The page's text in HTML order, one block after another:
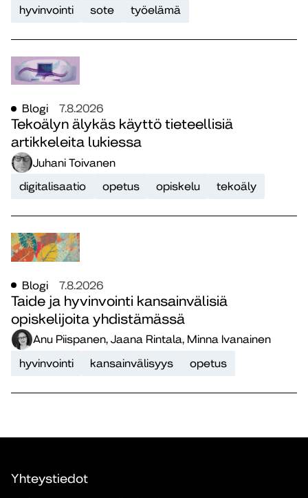
hyvinvointi
sote työelämä
Blogi 7.8.2026
Tekoälyn älykäs käyttö tieteellisiä
artikkeleita lukiessa
Juhani Toivanen
digitalisaatio
opetus opiskelu tekoäly
Blogi 7.8.2026
Taide ja hyvinvointi kansainvälisiä
opiskelijoita yhdistämässä
Anu Piispanen, Jaana Rintala, Minna Ivanainen
hyvinvointi
kansainvälisyys opetus
Yhteystiedot